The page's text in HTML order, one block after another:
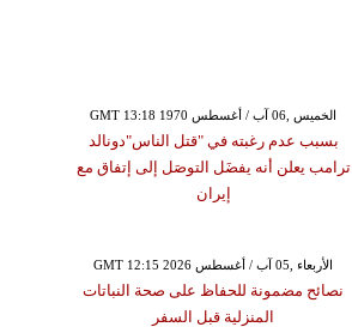
GMT 13:18 1970 الخميس ,06 آب / أغسطس
بسبب عدم رغبته في "قتل الناس"دونالد
ترامب يعلن أنه يفضَل التوصَل إلى إتفاق مع
إيران
GMT 12:15 2026 الأربعاء ,05 آب / أغسطس
نصائح مضمونة للحفاظ على صحة النباتات
المنزلية قبل السفر